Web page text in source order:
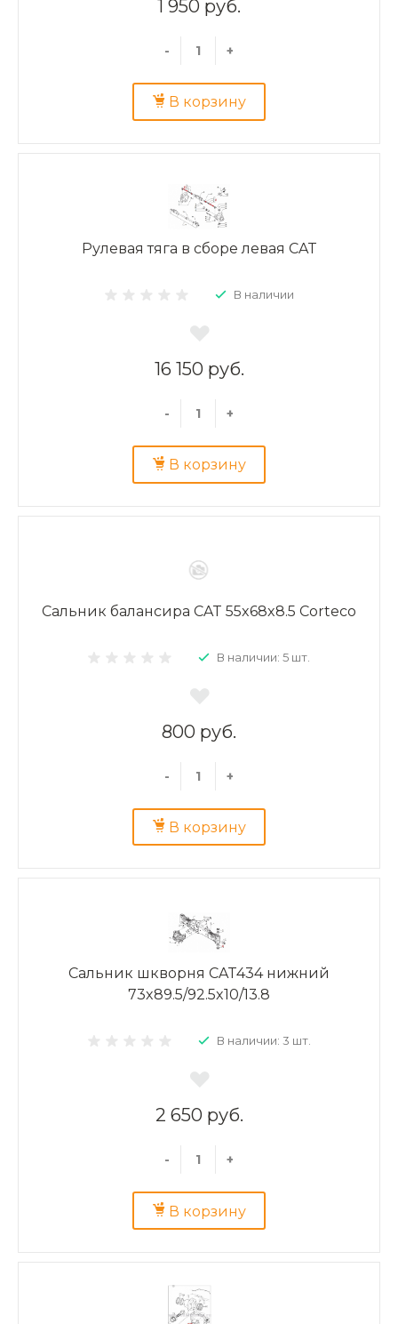
1 950 руб.
- +
В корзину
Рулевая тяга в сборе левая CAT
В наличии
16 150 руб.
- +
В корзину
Сальник балансира CAT 55x68x8.5 Corteco
В наличии: 5 шт.
800 руб.
- +
В корзину
Сальник шкворня CAT434 нижний
73x89.5/92.5x10/13.8
В наличии: 3 шт.
2 650 руб.
- +
В корзину